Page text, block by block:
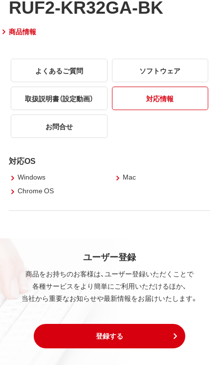
RUF2-KR32GA-BK
商品情報
よくあるご質問 ソフトウェア
取扱説明書（設定動画） 対応情報
お問合せ
対応OS
Windows
Mac
Chrome OS
ユーザー登録
商品をお持ちのお客様は、ユーザー登録いただくことで
各種サービスをより簡単にご利用いただけるほか、
当社から重要なお知らせや最新情報をお届けいたします。
登録する